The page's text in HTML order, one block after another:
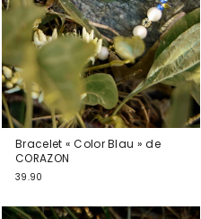
Bracelet « Color Blau » de
CORAZON
39.90